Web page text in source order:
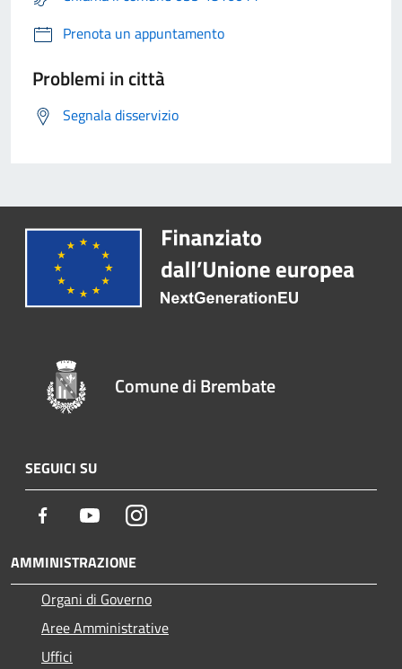
Prenota un appuntamento
Problemi in città
Segnala disservizio
Comune di Brembate
SEGUICI SU
Facebook YoutubeInstagram
AMMINISTRAZIONE
Organi di Governo
Aree Amministrative
Uffici